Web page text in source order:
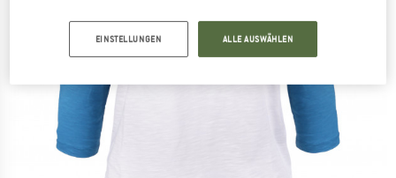
EINSTELLUNGEN ALLE AUSWÄHLEN